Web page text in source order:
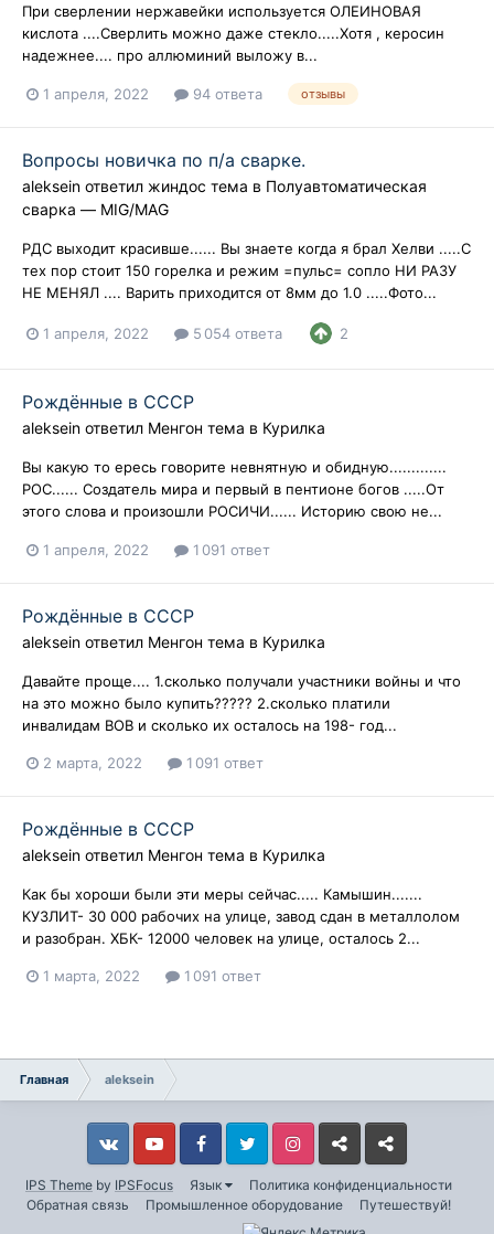
При сверлении нержавейки используется ОЛЕИНОВАЯ
кислота ....Сверлить можно даже стекло.....Хотя , керосин
надежнее.... про аллюминий выложу в...
1 апреля, 2022 94 ответа отзывы
Вопросы новичка по п/а сварке.
aleksein ответил жиндос тема в Полуавтоматическая
сварка — MIG/MAG
РДС выходит красивше...... Вы знаете когда я брал Хелви .....С
тех пор стоит 150 горелка и режим =пульс= сопло НИ РАЗУ
НЕ МЕНЯЛ .... Варить приходится от 8мм до 1.0 .....Фото...
1 апреля, 2022 5 054 ответа 2
Рождённые в СССР
aleksein ответил Менгон тема в Курилка
Вы какую то ересь говорите невнятную и обидную.............
РОС...... Создатель мира и первый в пентионе богов .....От
этого слова и произошли РОСИЧИ...... Историю свою не...
1 апреля, 2022 1 091 ответ
Рождённые в СССР
aleksein ответил Менгон тема в Курилка
Давайте проще.... 1.сколько получали участники войны и что
на это можно было купить????? 2.сколько платили
инвалидам ВОВ и сколько их осталось на 198- год...
2 марта, 2022 1 091 ответ
Рождённые в СССР
aleksein ответил Менгон тема в Курилка
Как бы хороши были эти меры сейчас..... Камышин.......
КУЗЛИТ- 30 000 рабочих на улице, завод сдан в металлолом
и разобран. ХБК- 12000 человек на улице, осталось 2...
1 марта, 2022 1 091 ответ
Главная aleksein
IPS Theme by IPSFocus Язык
Политика конфиденциальности
Обратная связь
Промышленное оборудование Путешествуй!
VkontakteYouTube FacebookTwitter InstagramLivejournalOdnoklassniki